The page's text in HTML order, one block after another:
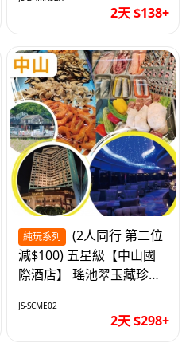
2天 $138+
純玩系列
減$100) 五星級【中山國
際酒店】 瑤池翠玉藏珍盅
JS-SCME02
2天 $298+